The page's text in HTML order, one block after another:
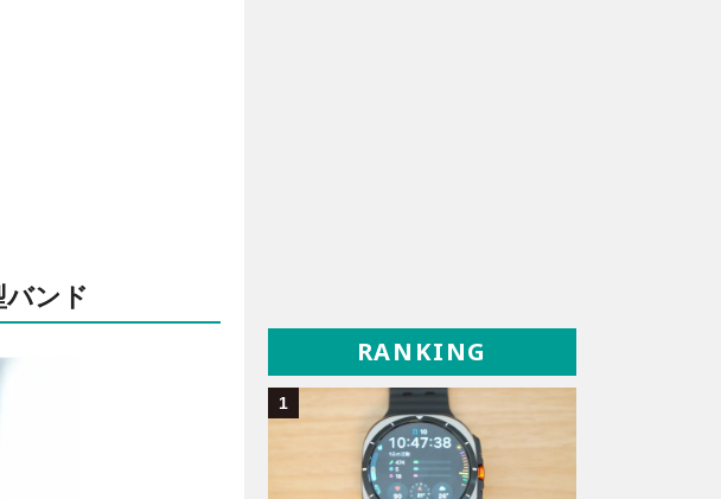
ンド
RANKING